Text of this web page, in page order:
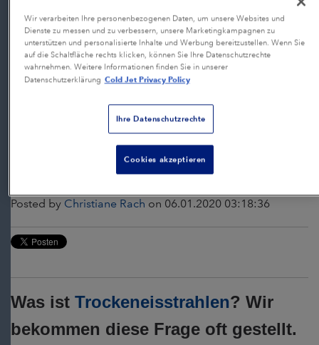
Was ist Trockeneisstrahlen?
Posted by Christiane Rach on 06.01.2020 03:18:36
Was ist Trockeneisstrahlen? Wir
bekommen diese Frage oft gestellt.
Wir verarbeiten Ihre personenbezogenen Daten, um unsere Websites und
Dienste zu messen und zu verbessern, unsere Marketingkampagnen zu
unterstützen und personalisierte Inhalte und Werbung bereitzustellen. Wenn Sie
auf die Schaltfläche rechts klicken, können Sie Ihre Datenschutzrechte
wahrnehmen. Weitere Informationen finden Sie in unserer
Datenschutzerklärung Cold Jet Privacy Policy
Ihre Datenschutzrechte
Cookies akzeptieren